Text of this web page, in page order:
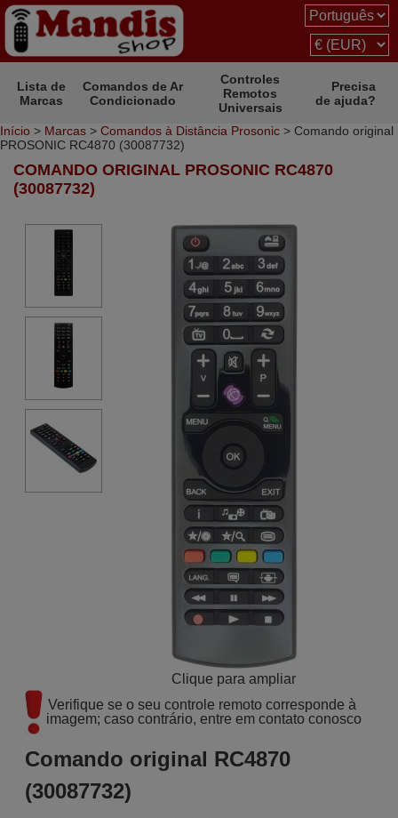
Lista de
Marcas
Comandos de Ar
Condicionado
Controles
Remotos
Universais
Precisa
de ajuda?
Início > Marcas > Comandos à Distância Prosonic > Comando original
PROSONIC RC4870 (30087732)
COMANDO ORIGINAL PROSONIC RC4870
(30087732)
Clique para ampliar
Verifique se o seu controle remoto corresponde à
imagem; caso contrário, entre em contato conosco
Comando original RC4870
(30087732)